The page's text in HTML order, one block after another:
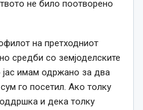
не било поотворено
на претходниот
средби со земјоделските
имам одржано за два
го посетил. Ако толку
и дека толку